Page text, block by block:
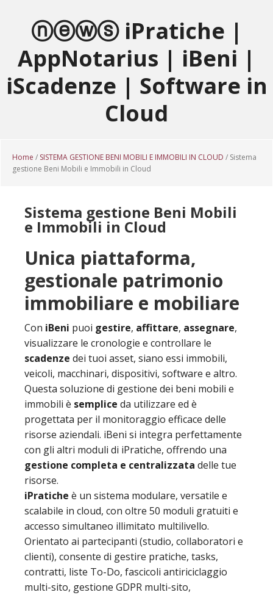
contenuto
principale
laterale
primaria
pagina
ⓝⓔⓦⓢ iPratiche |
AppNotarius | iBeni |
iScadenze | Software in
Cloud
Home / SISTEMA GESTIONE BENI MOBILI E IMMOBILI IN CLOUD / Sistema
gestione Beni Mobili e Immobili in Cloud
Sistema gestione Beni Mobili
e Immobili in Cloud
Unica piattaforma,
gestionale patrimonio
immobiliare e mobiliare
Con iBeni puoi gestire, affittare, assegnare,
visualizzare le cronologie e controllare le
scadenze dei tuoi asset, siano essi immobili,
veicoli, macchinari, dispositivi, software e altro.
Questa soluzione di gestione dei beni mobili e
immobili è semplice da utilizzare ed è
progettata per il monitoraggio efficace delle
risorse aziendali. iBeni si integra perfettamente
con gli altri moduli di iPratiche, offrendo una
gestione completa e centralizzata delle tue
risorse.
iPratiche è un sistema modulare, versatile e
scalabile in cloud, con oltre 50 moduli gratuiti e
accesso simultaneo illimitato multilivello.
Orientato ai partecipanti (studio, collaboratori e
clienti), consente di gestire pratiche, tasks,
contratti, liste To-Do, fascicoli antiriciclaggio
multi-sito, gestione GDPR multi-sito,